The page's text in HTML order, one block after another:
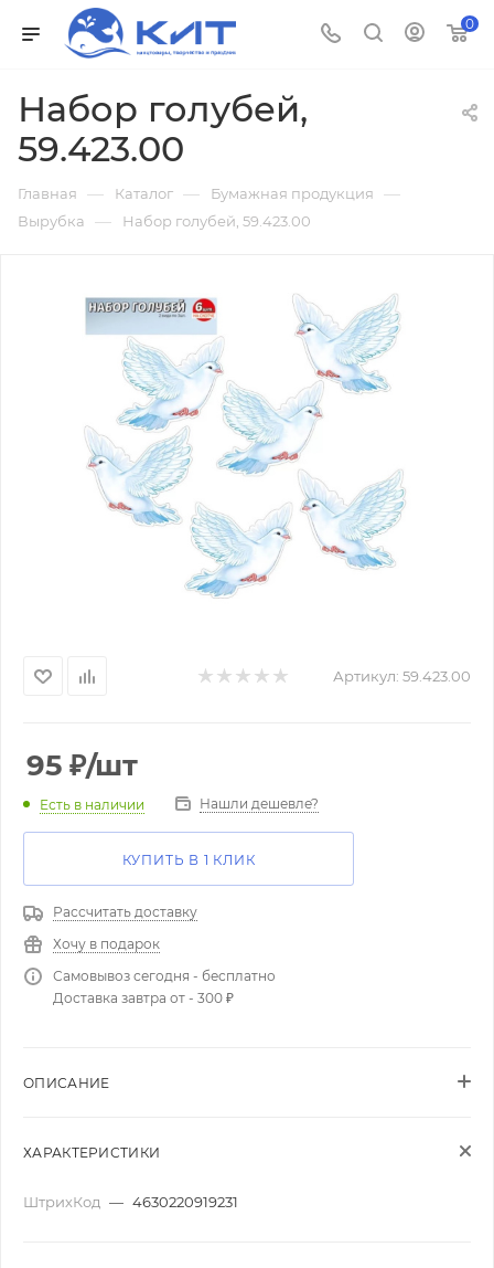
0
Набор голубей,
59.423.00
Главная — Каталог — Бумажная продукция —
Вырубка — Набор голубей, 59.423.00
Артикул: 59.423.00
95 ₽/шт
Есть в наличии Нашли дешевле?
КУПИТЬ В 1 КЛИК
Рассчитать доставку
Хочу в подарок
Самовывоз сегодня - бесплатно
Доставка завтра от - 300 ₽
ОПИСАНИЕ
ХАРАКТЕРИСТИКИ
ШтрихКод — 4630220919231